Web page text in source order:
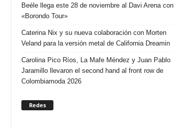
Beéle llega este 28 de noviembre al Davi Arena con
«Borondo Tour»
Caterina Nix y su nueva colaboración con Morten
Veland para la versión metal de California Dreamin
Carolina Pico Ríos, La Mafe Méndez y Juan Pablo
Jaramillo llevaron el second hand al front row de
Colombiamoda 2026
Redes